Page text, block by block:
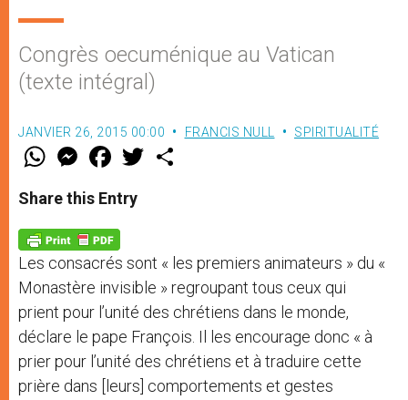
Congrès oecuménique au Vatican
(texte intégral)
JANVIER 26, 2015 00:00 FRANCIS NULL SPIRITUALITÉ
W
t
s
p
p
M
e
s
e
g
e
r
F
a
e
b
o
k
w
Share this Entry
Les consacrés sont « les premiers animateurs » du «
Monastère invisible » regroupant tous ceux qui
prient pour l’unité des chrétiens dans le monde,
déclare le pape François. Il les encourage donc « à
prier pour l’unité des chrétiens et à traduire cette
prière dans [leurs] comportements et gestes